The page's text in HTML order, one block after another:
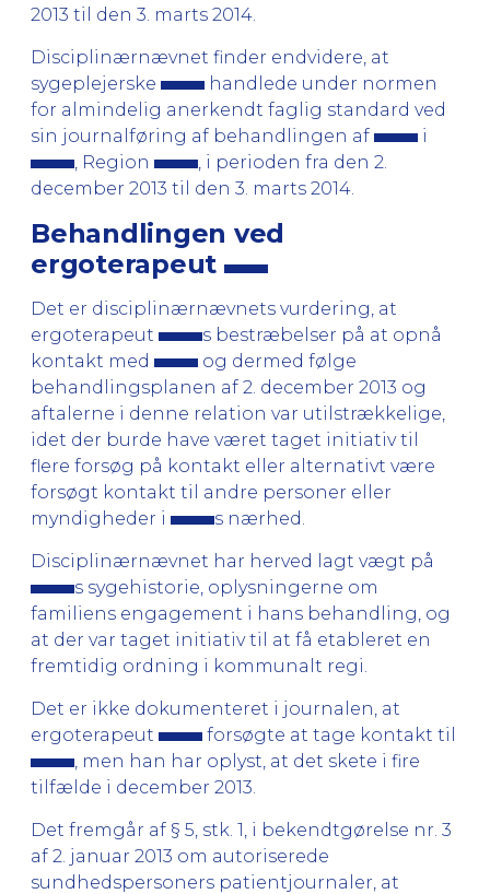
2013 til den 3. marts 2014.
Disciplinærnævnet finder endvidere, at
sygeplejerske
handlede under normen
for almindelig anerkendt faglig standard ved
sin journalføring af behandlingen af
i
, Region
, i perioden fra den 2.
december 2013 til den 3. marts 2014.
Behandlingen ved
ergoterapeut
Det er disciplinærnævnets vurdering, at
ergoterapeut
s bestræbelser på at opnå
kontakt med
og dermed følge
behandlingsplanen af 2. december 2013 og
aftalerne i denne relation var utilstrækkelige,
idet der burde have været taget initiativ til
flere forsøg på kontakt eller alternativt være
forsøgt kontakt til andre personer eller
myndigheder i
s nærhed.
Disciplinærnævnet har herved lagt vægt på
s sygehistorie, oplysningerne om
familiens engagement i hans behandling, og
at der var taget initiativ til at få etableret en
fremtidig ordning i kommunalt regi.
Det er ikke dokumenteret i journalen, at
ergoterapeut
forsøgte at tage kontakt til
, men han har oplyst, at det skete i fire
tilfælde i december 2013.
Det fremgår af § 5, stk. 1, i bekendtgørelse nr. 3
af 2. januar 2013 om autoriserede
sundhedspersoners patientjournaler, at